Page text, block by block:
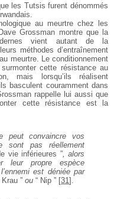
les Tutsis furent dénommés
aumeurtre chez les
Grossman montre que la
vient autant de la
méthodes d’entraînement
meurtre. Le conditionnement
cette résistanceau
mais lorsqu’ils réalisent
basculent couramment dans
rappelle lui aussi que
cette résistance estla
peutconvaincre vos
sont pas réellement
vie inférieures ”, alors
leur propre espèce
l’ennemi est déniée par
Krau ” ou “ Nip ” [31 ]